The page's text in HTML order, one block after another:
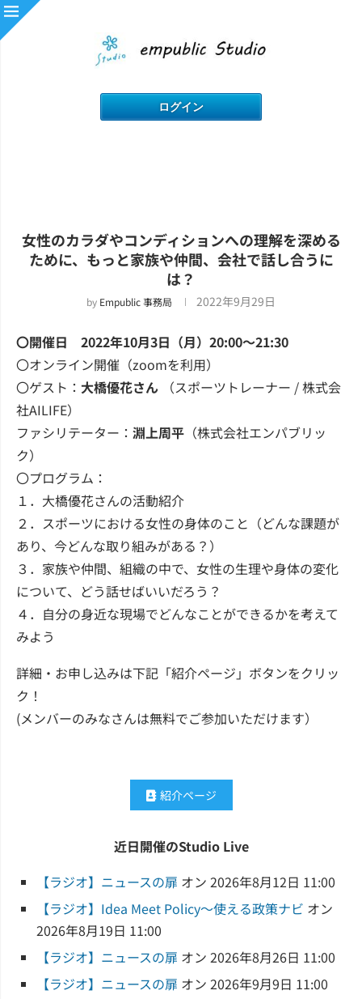
女性のカラダやコンディションへの理解を深める
ために、もっと家族や仲間、会社で話し合うに
は？
by Empublic 事務局 2022年9月29日
〇開催日 2022年10月3日（月）20:00～21:30
〇オンライン開催（zoomを利用）
〇ゲスト： 大橋優花さん （スポーツトレーナー / 株式会
社AILIFE）
ファシリテーター： 淵上周平 （株式会社エンパブリッ
ク）
〇プログラム：
１．大橋優花さんの活動紹介
２．スポーツにおける女性の身体のこと（どんな課題が
あり、今どんな取り組みがある？）
３．家族や仲間、組織の中で、女性の生理や身体の変化
について、どう話せばいいだろう？
４．自分の身近な現場でどんなことができるかを考えて
みよう
詳細・お申し込みは下記「紹介ページ」ボタンをクリッ
ク！
(メンバーのみなさんは無料でご参加いただけます）
紹介ページ
近日開催のStudio Live
【ラジオ】ニュースの扉 オン 2026年8月12日 11:00
【ラジオ】Idea Meet Policy～使える政策ナビ オン
2026年8月19日 11:00
【ラジオ】ニュースの扉 オン 2026年8月26日 11:00
【ラジオ】ニュースの扉 オン 2026年9月9日 11:00